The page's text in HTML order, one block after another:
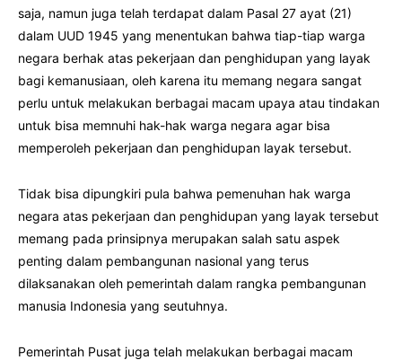
saja, namun juga telah terdapat dalam Pasal 27 ayat (21)
dalam UUD 1945 yang menentukan bahwa tiap-tiap warga
negara berhak atas pekerjaan dan penghidupan yang layak
bagi kemanusiaan, oleh karena itu memang negara sangat
perlu untuk melakukan berbagai macam upaya atau tindakan
untuk bisa memnuhi hak-hak warga negara agar bisa
memperoleh pekerjaan dan penghidupan layak tersebut.
Tidak bisa dipungkiri pula bahwa pemenuhan hak warga
negara atas pekerjaan dan penghidupan yang layak tersebut
memang pada prinsipnya merupakan salah satu aspek
penting dalam pembangunan nasional yang terus
dilaksanakan oleh pemerintah dalam rangka pembangunan
manusia Indonesia yang seutuhnya.
Pemerintah Pusat juga telah melakukan berbagai macam